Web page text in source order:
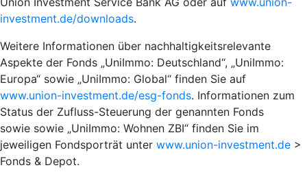
investment.de/downloads.
Weitere Informationen über nachhaltigkeitsrelevante
Aspekte der Fonds „UniImmo: Deutschland“, „UniImmo:
Europa“ sowie „UniImmo: Global“ finden Sie auf
www.union-investment.de/esg-fonds. Informationen zum
Status der Zufluss-Steuerung der genannten Fonds
sowie sowie „UniImmo: Wohnen ZBI“ finden Sie im
jeweiligen Fondsporträt unter www.union-investment.de >
Fonds & Depot.